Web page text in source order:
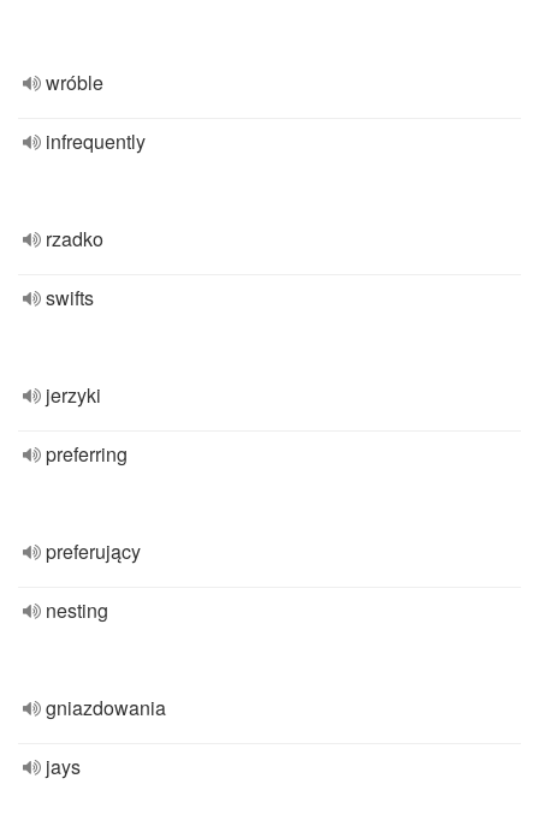
wróble
infrequently
rzadko
swifts
jerzyki
preferring
preferujący
nesting
gniazdowania
jays